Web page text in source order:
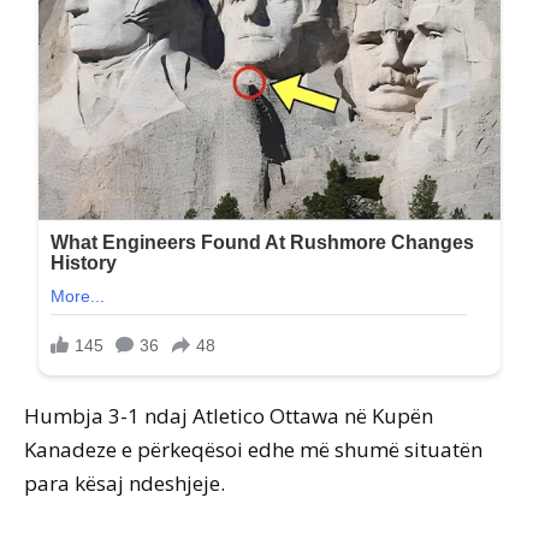
Humbja 3-1 ndaj Atletico Ottawa në Kupën
Kanadeze e përkeqësoi edhe më shumë situatën
para kësaj ndeshjeje.